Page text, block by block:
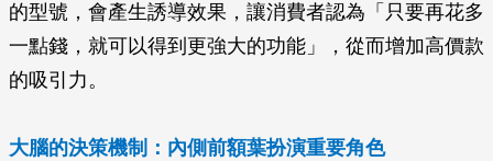
的型號，會產生誘導效果，讓消費者認為「只要再花多
一點錢，就可以得到更強大的功能」，從而增加高價款
的吸引力。
大腦的決策機制：內側前額葉扮演重要角色